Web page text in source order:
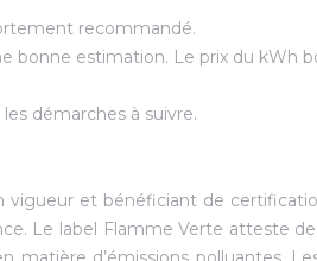
recommandé.
bonne estimation. Le prix du kWh
démarches à suivre.
et bénéficiant de
Le label Flamme Verte atteste